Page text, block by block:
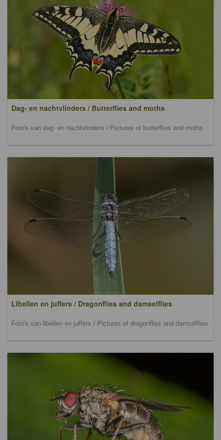
Dag- en nachtvlinders / Butterflies and moths
Foto's van dag- en nachtvlinders / Pictures of butterflies and moths
Libellen en juffers / Dragonflies and damselflies
Foto's van libellen en juffers / Pictures of dragonflies and damselflies